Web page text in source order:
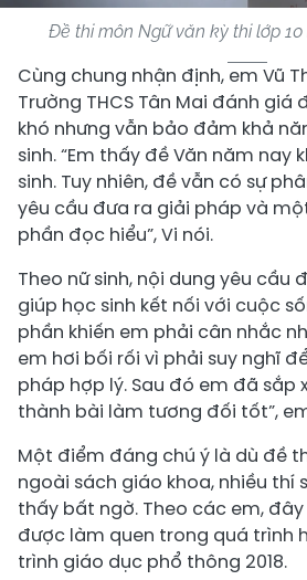
Đề thi môn Ngữ văn kỳ thi lớp
Cùng chung nhận định, em Vũ
Trường THCS Tân Mai đánh giá
khó nhưng vẫn bảo đảm khả
sinh. “Em thấy đề Văn năm nay
sinh. Tuy nhiên, đề vẫn có sự
yêu cầu đưa ra giải pháp và
phần đọc hiểu”, Vi nói.
Theo nữ sinh, nội dung yêu cầu
giúp học sinh kết nối với cuộc
phần khiến em phải cân nhắc
em hơi bối rối vì phải suy nghĩ
pháp hợp lý. Sau đó em đã sắp
thành bài làm tương đối tốt”,
Một điểm đáng chú ý là dù đề
ngoài sách giáo khoa, nhiều thí
thấy bất ngờ. Theo các em,
được làm quen trong quá trình
trình giáo dục phổ thông 2018.